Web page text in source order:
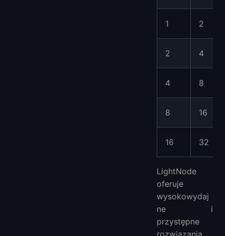
1 2
2 4
4 8
8 16
16 32
LightNode
oferuje
wysokowydaj
ne i
przystępne